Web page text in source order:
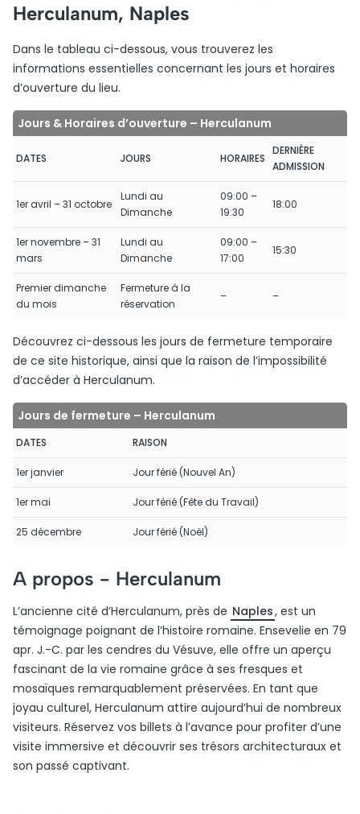
Herculanum, Naples
Dans le tableau ci-dessous, vous trouverez les
informations essentielles concernant les jours et horaires
d’ouverture du lieu.
Jours & Horaires d’ouverture – Herculanum
DATES JOURS HORAIRES
DERNIÈRE
ADMISSION
1er avril – 31 octobre
Lundi au
Dimanche
09:00 –
19:30
18:00
1er novembre – 31
mars
Lundi au
Dimanche
09:00 –
17:00
15:30
Premier dimanche
du mois
Fermeture à la
réservation
– –
Découvrez ci-dessous les jours de fermeture temporaire
de ce site historique, ainsi que la raison de l’impossibilité
d’accéder à Herculanum.
Jours de fermeture – Herculanum
DATES RAISON
1er janvier Jour férié (Nouvel An)
1er mai Jour férié (Fête du Travail)
25 décembre Jour férié (Noël)
A propos - Herculanum
L’ancienne cité d’Herculanum, près de Naples, est un
témoignage poignant de l’histoire romaine. Ensevelie en 79
apr. J.-C. par les cendres du Vésuve, elle offre un aperçu
fascinant de la vie romaine grâce à ses fresques et
mosaïques remarquablement préservées. En tant que
joyau culturel, Herculanum attire aujourd’hui de nombreux
visiteurs. Réservez vos billets à l’avance pour profiter d’une
visite immersive et découvrir ses trésors architecturaux et
son passé captivant.